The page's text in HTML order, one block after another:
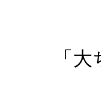
「